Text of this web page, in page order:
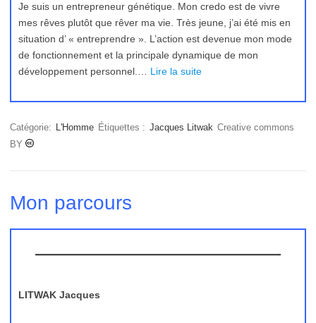
Je suis un entrepreneur génétique. Mon credo est de vivre
mes rêves plutôt que rêver ma vie. Très jeune, j’ai été mis en
situation d’ « entreprendre ». L’action est devenue mon mode
de fonctionnement et la principale dynamique de mon
développement personnel.… Lire la suite
Catégorie: L'Homme Étiquettes : Jacques Litwak Creative commons
BY
Mon parcours
LITWAK Jacques